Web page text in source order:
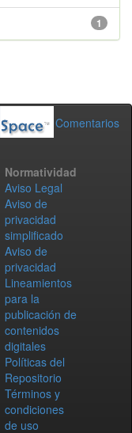
1
Comentarios
Normatividad
Aviso Legal
Aviso de
privacidad
simplificado
Aviso de
privacidad
Lineamientos
para la
publicación de
contenidos
digitales
Políticas del
Repositorio
Términos y
condiciones
de uso